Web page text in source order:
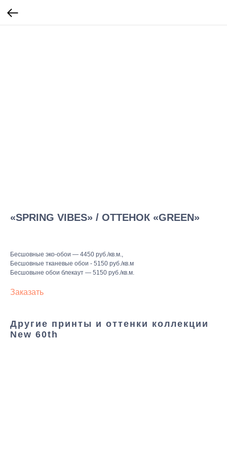
«SPRING VIBES» / ОТТЕНОК «GREEN»
Бесшовные эко-обои — 4450 руб./кв.м.,
Бесшовные тканевые обои - 5150 руб./кв.м
Бесшовыне обои блекаут — 5150 руб./кв.м.
Заказать
Другие принты и оттенки коллекции
New 60th